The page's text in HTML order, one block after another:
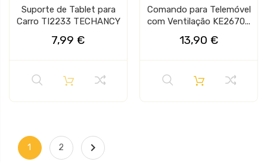
Suporte de Tablet para
Carro TI2233 TECHANCY
7,99 €
Comando para Telemóvel
com Ventilação KE2670...
13,90 €
1 2 